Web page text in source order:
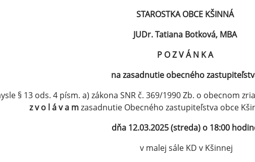
STAROSTKA OBCE KŠINNÁ
JUDr. Tatiana Botková, MBA
P O Z V Á N K A
na zasadnutie obecného
§ 13 ods. 4 písm. a) zákona SNR č. 369/1990 Zb. o obecnom
z v o l á v a mzasadnutie Obecného zastupiteľstva obce
dňa 12.03.2025 (streda) o 18:00
v malej sále KD v Kšinnej